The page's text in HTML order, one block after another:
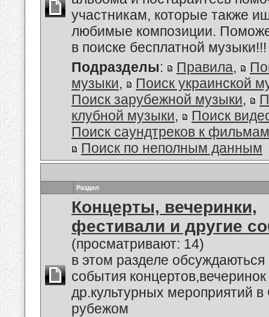
участникам, которые также
любимые композиции.
в поиске бесплатной музыки!!!
Подразделы: Правила,
музыки,
Поиск украинской
Поиск зарубежной музыки,
клубной музыки,
Поиск
Поиск саундтреков к
Поиск по неполным данным
Раздел
Концерты, вечеринки,
фестивали и другие
(просматривают: 14)
в этом разделе
события
др.культурных мероприятий
рубежом